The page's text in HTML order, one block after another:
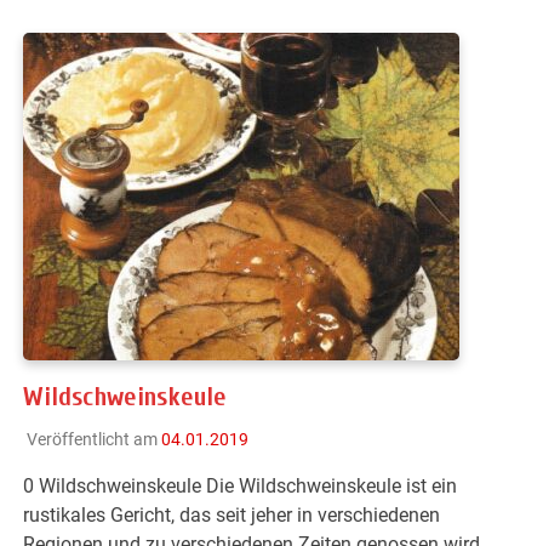
Wildschweinskeule
Veröffentlicht am04.01.2019
0 Wildschweinskeule Die Wildschweinskeule ist ein
rustikales Gericht, das seit jeher in verschiedenen